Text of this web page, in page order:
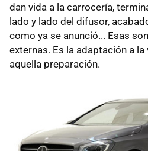
dan vida a la carrocería,
lado y lado del difusor,
como ya se anunció... Esas
externas. Es la adaptación a
aquella preparación.